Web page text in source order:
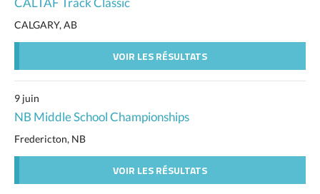
CALGARY, AB
VOIR LES RÉSULTATS
9 juin
NB Middle School Championships
Fredericton, NB
VOIR LES RÉSULTATS